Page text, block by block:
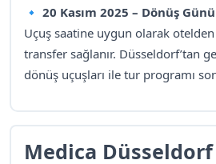
🔹 20 Kasım 2025 – Dönüş Günü
Uçuş saatine uygun olarak
transfer sağlanır. Düsseldorf’tan
dönüş uçuşları ile tur programı
Medica Düsseldorf